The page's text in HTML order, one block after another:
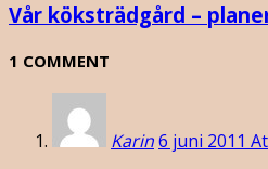
Vår köksträdgård –
1 COMMENT
Karin6 juni 2011